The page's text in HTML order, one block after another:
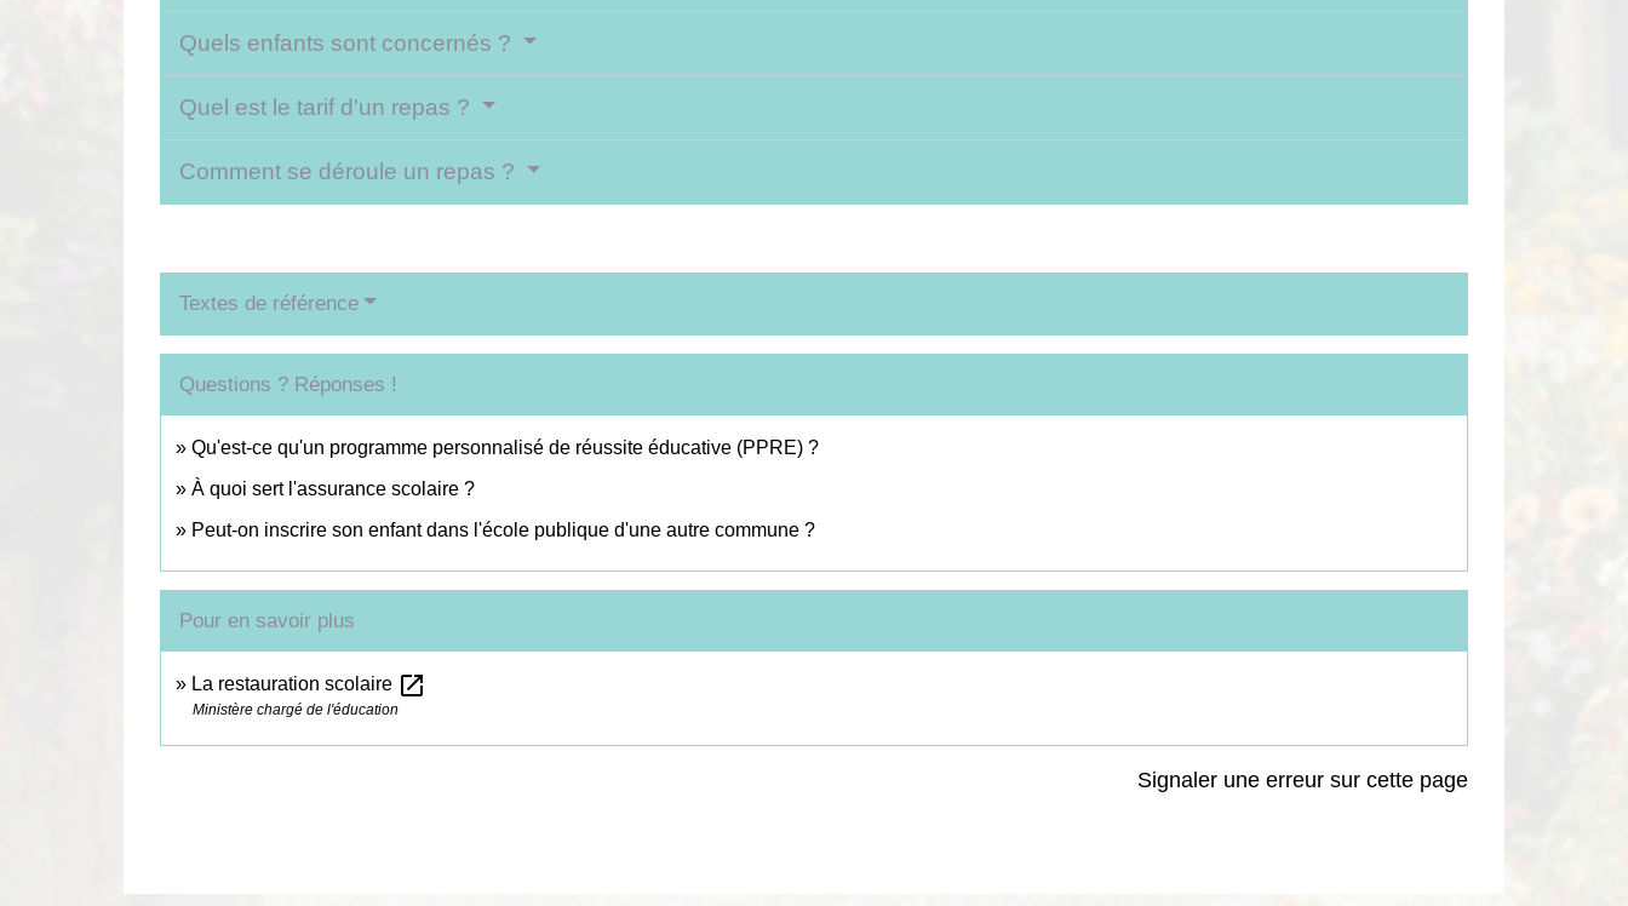
Quels enfants sont concernés ?
Quel est le tarif d'un repas ?
Comment se déroule un repas ?
Textes de référence
Questions ? Réponses !
Qu'est-ce qu'un programme personnalisé de réussite éducative (PPRE) ?
À quoi sert l'assurance scolaire ?
Peut-on inscrire son enfant dans l'école publique d'une autre commune ?
Pour en savoir plus
La restauration scolaire open_in_new
Ministère chargé de l'éducation
Signaler une erreur sur cette page